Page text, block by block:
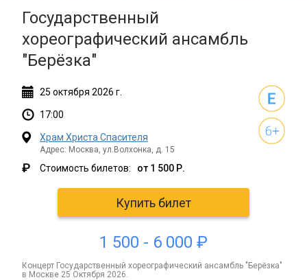
Государственный
хореографический ансамбль
"Берёзка"
25 октября 2026 г.
17:00
Храм Христа Спасителя
Адрес: Москва, ул.Волхонка, д. 15
₽ Стоимость билетов: от 1 500 Р.
Купить билет
1 500 - 6 000 ₽
концерт Государственный хореографический ансамбль "Берёзка"
в Москве 25 Октября 2026.